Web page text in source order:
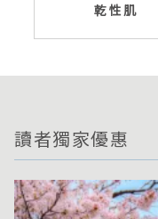
乾性肌
讀者獨家優惠